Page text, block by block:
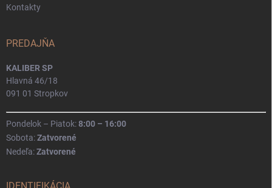
Kontakty
PREDAJŇA
KALIBER SP
Hlavná 46/18
091 01 Stropkov
Pondelok – Piatok:8:00 – 16:00
Sobota:Zatvorené
Nedeľa:Zatvorené